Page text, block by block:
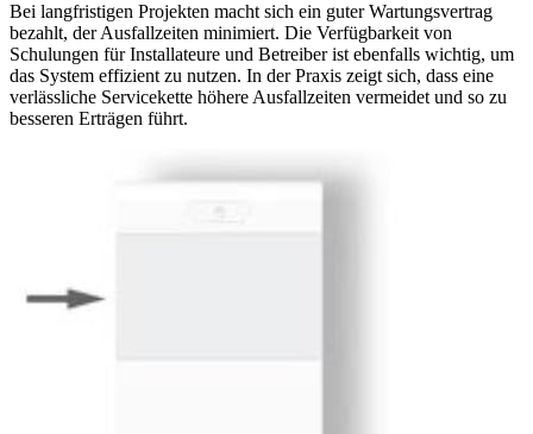
Bei langfristigen Projekten macht sich ein guter Wartungsvertrag
bezahlt, der Ausfallzeiten minimiert. Die Verfügbarkeit von
Schulungen für Installateure und Betreiber ist ebenfalls wichtig, um
das System effizient zu nutzen. In der Praxis zeigt sich, dass eine
verlässliche Servicekette höhere Ausfallzeiten vermeidet und so zu
besseren Erträgen führt.